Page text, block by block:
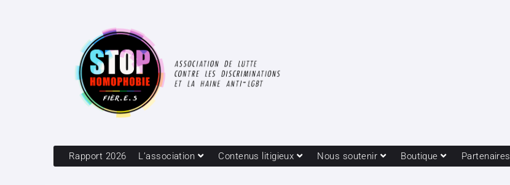
Rapport 2026 L’association Contenus litigieux Nous soutenir Boutique Partenaires